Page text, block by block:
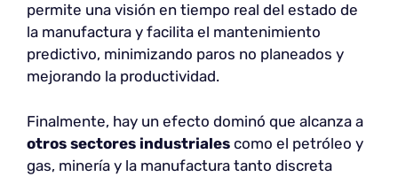
permite una visión en tiempo real del estado de
la manufactura y facilita el mantenimiento
predictivo, minimizando paros no planeados y
mejorando la productividad.
Finalmente, hay un efecto dominó que alcanza a
otros sectores industriales como el petróleo y
gas, minería y la manufactura tanto discreta